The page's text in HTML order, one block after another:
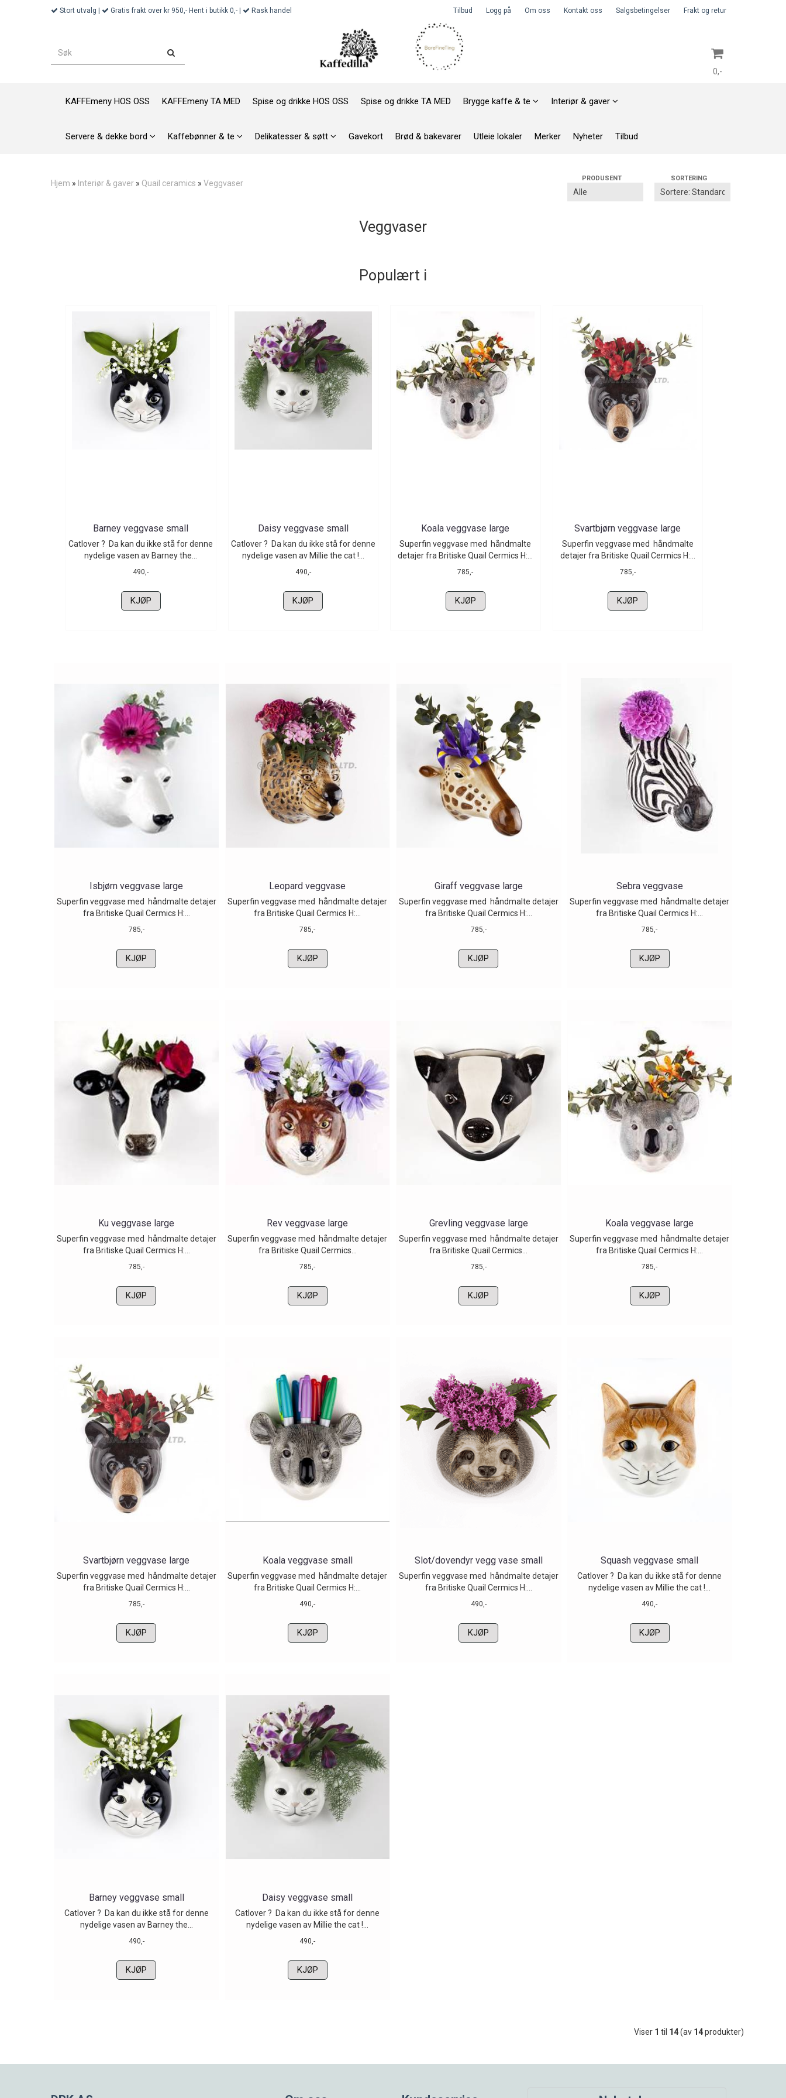
Stort utvalg | Gratis frakt over kr 950,- Hent i butikk 0,- | Rask handel Tilbud Logg på Om oss Kontakt oss Salgsbetingelser Frakt og retur
0,-
KAFFEmeny HOS OSS KAFFEmeny TA MED Spise og drikke HOS OSS Spise og drikke TA MED Brygge kaffe & te Interiør & gaver
Servere & dekke bord Kaffebønner & te Delikatesser & søtt Gavekort Brød & bakevarer Utleie lokaler Merker Nyheter Tilbud
Hjem » Interiør & gaver » Quail ceramics » Veggvaser
PRODUSENT SORTERING
Veggvaser
Populært i
Barney veggvase small
Catlover ? Da kan du ikke stå for denne
nydelige vasen av Barney the...
490,-
KJØP
Daisy veggvase small
Catlover ? Da kan du ikke stå for denne
nydelige vasen av Millie the cat !...
490,-
KJØP
Koala veggvase large
Superfin veggvase med håndmalte
detajer fra Britiske Quail Cermics H:...
785,-
KJØP
Svartbjørn veggvase large
Superfin veggvase med håndmalte
detajer fra Britiske Quail Cermics H:...
785,-
KJØP
Isbjørn veggvase large
Superfin veggvase med håndmalte detajer
fra Britiske Quail Cermics H:...
785,-
KJØP
Leopard veggvase
Superfin veggvase med håndmalte detajer
fra Britiske Quail Cermics H:...
785,-
KJØP
Giraff veggvase large
Superfin veggvase med håndmalte detajer
fra Britiske Quail Cermics H:...
785,-
KJØP
Sebra veggvase
Superfin veggvase med håndmalte detajer
fra Britiske Quail Cermics H:...
785,-
KJØP
Ku veggvase large
Superfin veggvase med håndmalte detajer
fra Britiske Quail Cermics H:...
785,-
KJØP
Rev veggvase large
Superfin veggvase med håndmalte detajer
fra Britiske Quail Cermics...
785,-
KJØP
Grevling veggvase large
Superfin veggvase med håndmalte detajer
fra Britiske Quail Cermics...
785,-
KJØP
Koala veggvase large
Superfin veggvase med håndmalte detajer
fra Britiske Quail Cermics H:...
785,-
KJØP
Svartbjørn veggvase large
Superfin veggvase med håndmalte detajer
fra Britiske Quail Cermics H:...
785,-
KJØP
Koala veggvase small
Superfin veggvase med håndmalte detajer
fra Britiske Quail Cermics H:...
490,-
KJØP
Slot/dovendyr vegg vase small
Superfin veggvase med håndmalte detajer
fra Britiske Quail Cermics H:...
490,-
KJØP
Squash veggvase small
Catlover ? Da kan du ikke stå for denne
nydelige vasen av Millie the cat !...
490,-
KJØP
Barney veggvase small
Catlover ? Da kan du ikke stå for denne
nydelige vasen av Barney the...
490,-
KJØP
Daisy veggvase small
Catlover ? Da kan du ikke stå for denne
nydelige vasen av Millie the cat !...
490,-
KJØP
Viser 1 til 14(av 14produkter)